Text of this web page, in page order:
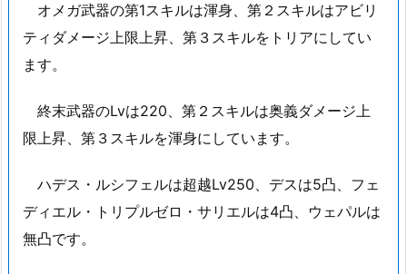
オメガ武器の第1スキルは渾身、第２スキルはアビリ
ティダメージ上限上昇、第３スキルをトリアにしてい
ます。
終末武器のLvは220、第２スキルは奥義ダメージ上
限上昇、第３スキルを渾身にしています。
ハデス・ルシフェルは超越Lv250、デスは5凸、フェ
ディエル・トリプルゼロ・サリエルは4凸、ウェパルは
無凸です。